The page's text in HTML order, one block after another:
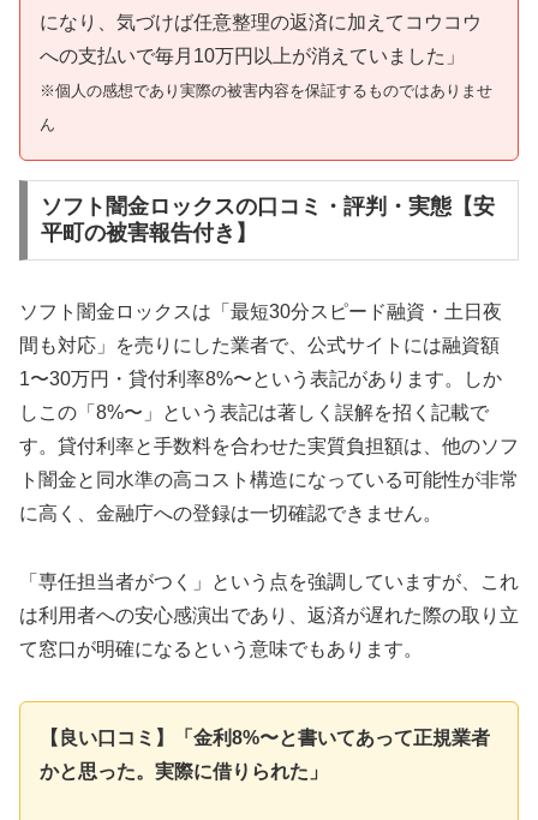
になり、気づけば任意整理の返済に加えてコウコウ
への支払いで毎月10万円以上が消えていました」
※個人の感想であり実際の被害内容を保証するものではありませ
ん
ソフト闇金ロックスの口コミ・評判・実態【安
平町の被害報告付き】
ソフト闇金ロックスは「最短30分スピード融資・土日夜
間も対応」を売りにした業者で、公式サイトには融資額
1〜30万円・貸付利率8%〜という表記があります。しか
しこの「8%〜」という表記は著しく誤解を招く記載で
す。貸付利率と手数料を合わせた実質負担額は、他のソフ
ト闇金と同水準の高コスト構造になっている可能性が非常
に高く、金融庁への登録は一切確認できません。
「専任担当者がつく」という点を強調していますが、これ
は利用者への安心感演出であり、返済が遅れた際の取り立
て窓口が明確になるという意味でもあります。
【良い口コミ】「金利8%〜と書いてあって正規業者
かと思った。実際に借りられた」